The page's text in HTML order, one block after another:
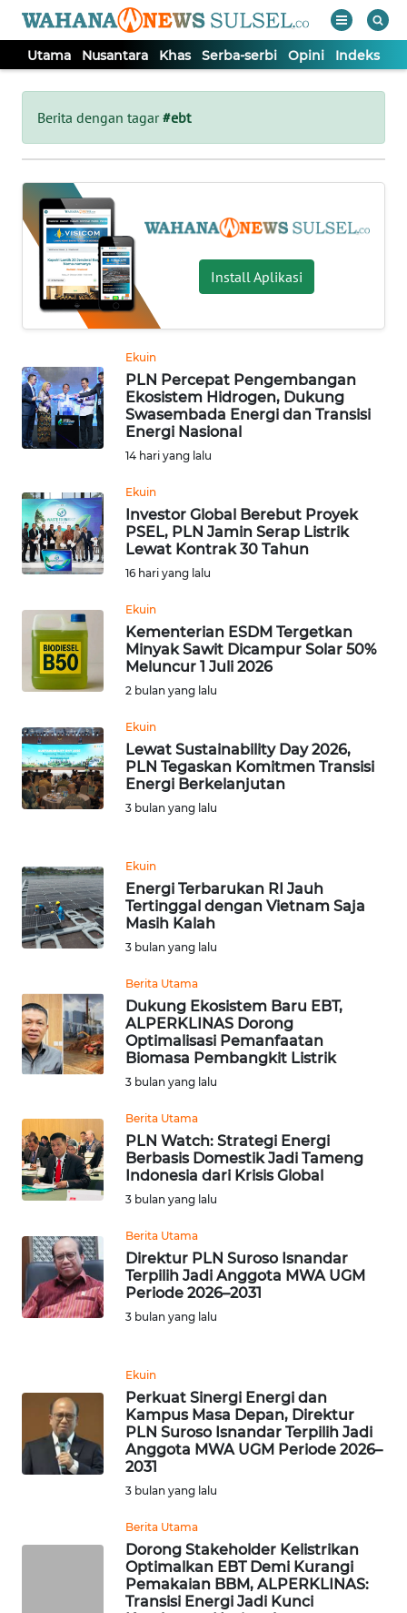
Utama Nusantara Khas Serba-serbi Opini Indeks
Berita dengan tagar#ebt
Install Aplikasi
Ekuin
PLN Percepat Pengembangan
Ekosistem Hidrogen, Dukung
Swasembada Energi dan Transisi
Energi Nasional
14 hari yang lalu
Ekuin
Investor Global Berebut Proyek
PSEL, PLN Jamin Serap Listrik
Lewat Kontrak 30 Tahun
16 hari yang lalu
Ekuin
Kementerian ESDM Tergetkan
Minyak Sawit Dicampur Solar 50%
Meluncur 1 Juli 2026
2 bulan yang lalu
Ekuin
Lewat Sustainability Day 2026,
PLN Tegaskan Komitmen Transisi
Energi Berkelanjutan
3 bulan yang lalu
Ekuin
Energi Terbarukan RI Jauh
Tertinggal dengan Vietnam Saja
Masih Kalah
3 bulan yang lalu
Berita Utama
Dukung Ekosistem Baru EBT,
ALPERKLINAS Dorong
Optimalisasi Pemanfaatan
Biomasa Pembangkit Listrik
3 bulan yang lalu
Berita Utama
PLN Watch: Strategi Energi
Berbasis Domestik Jadi Tameng
Indonesia dari Krisis Global
3 bulan yang lalu
Berita Utama
Direktur PLN Suroso Isnandar
Terpilih Jadi Anggota MWA UGM
Periode 2026–2031
3 bulan yang lalu
Ekuin
Perkuat Sinergi Energi dan
Kampus Masa Depan, Direktur
PLN Suroso Isnandar Terpilih Jadi
Anggota MWA UGM Periode 2026–
2031
3 bulan yang lalu
Berita Utama
Dorong Stakeholder Kelistrikan
Optimalkan EBT Demi Kurangi
Pemakaian BBM, ALPERKLINAS:
Transisi Energi Jadi Kunci
Tutup
UTAMA
NUSANTARA
KHAS
SERBA-
SERBI
OPINI
Informasi
BERITA
KONTAK
KAMI
INFO
IKLAN
TENTANG
KAMI
PEDOMAN
MEDIA
SIBER
KARIR
DISCLAIMER
News
Regional
WN
SUMUT
WN
JAKARTA
WN
WN
BANTEN
WN
WN
KEPRI
WN
PAPUA
PAPUA